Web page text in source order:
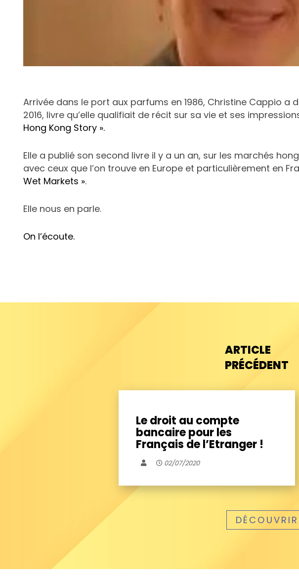
Arrivée dans le port aux parfums en 1986, Christine Cappio a
2016, livre qu’elle qualifiait de récit sur sa vie et ses
Hong Kong Story ».
Elle a publié son second livre il y a un an, sur les marchés
avec ceux que l’on trouve en Europe et particulièrement en
Wet Markets ».
Elle nous en parle.
On l’écoute.
ARTICLE
PRÉCÉDENT
Le droit au compte
bancaire pour les
Français de l’Etranger !
02/07/2020
DÉCOUVRIR